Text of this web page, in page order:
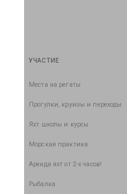
УЧАСТИЕ
Места на регаты
Прогулки, круизы и переходы
Яхт школы и курсы
Морская практика
Аренда яхт от 2-х часов!
Рыбалка